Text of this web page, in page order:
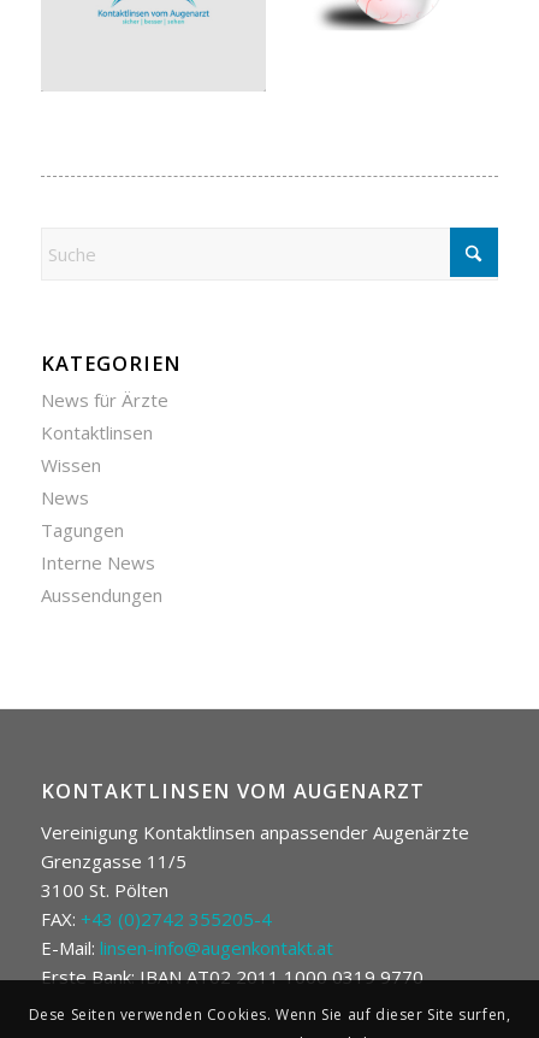
KATEGORIEN
News für Ärzte
Kontaktlinsen
Wissen
News
Tagungen
Interne News
Aussendungen
KONTAKTLINSEN VOM AUGENARZT
Vereinigung Kontaktlinsen anpassender Augenärzte
Grenzgasse 11/5
3100 St. Pölten
FAX: +43 (0)2742 355205-4
E-Mail: linsen-info@augenkontakt.at
Erste Bank: IBAN AT02 2011 1000 0319 9770
Dese Seiten verwenden Cookies. Wenn Sie auf dieser Site surfen,